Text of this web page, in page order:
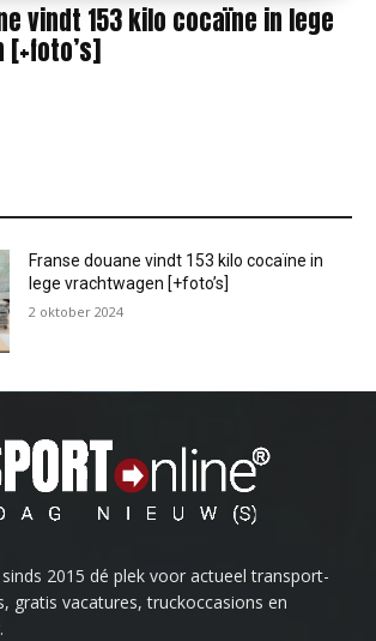
vindt 153 kilo cocaïne in lege
Franse douane vindt 153 kilo cocaïne in
lege vrachtwagen [+foto’s]
2 oktober 2024
2015 dé plek voor actueel transport-
gratis vacatures, truckoccasions en